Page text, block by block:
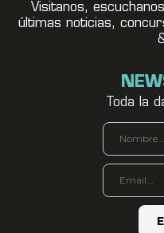
Visitanos,
últimas noticias,
Toda la